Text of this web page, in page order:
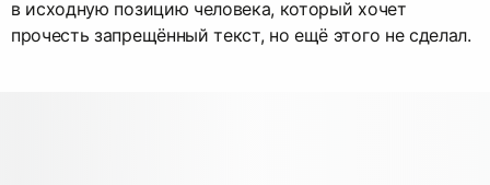
в исходную позицию человека, который хочет
прочесть запрещённый текст, но ещё этого не сделал.